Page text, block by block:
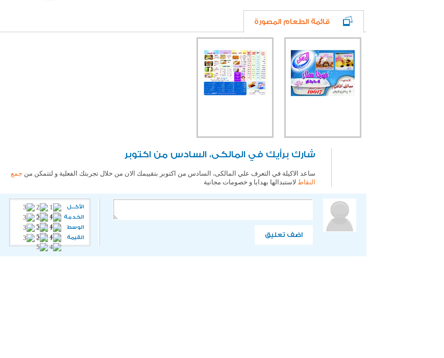
قائمة الطعام المصورة
شارك برأيك في المالكى، السادس من اكتوبر
ساعد الاكيلة في التعرف علي المالكى، السادس من اكتوبر بتقييمك الان من خلال تجربتك الفعلية و لتتمكن من جمع
النقاط لاستبدالها بهدايا و خصومات مجانية
اضف تعليق
الأكـــل
الخدمة
الوسط
القيمة